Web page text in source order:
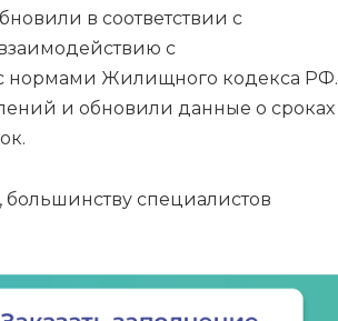
в соответствии с
с
нормами Жилищного кодекса РФ.
и обновили данные о сроках
большинству специалистов